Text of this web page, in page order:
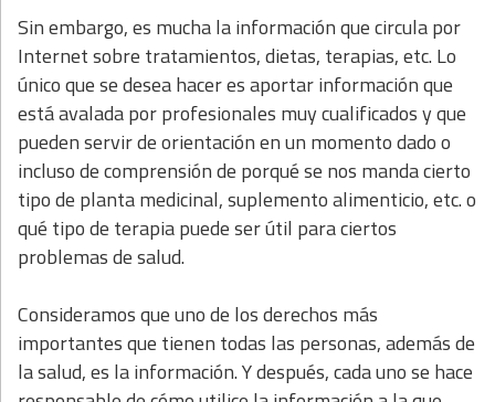
Sin embargo, es mucha la información que circula por
Internet sobre tratamientos, dietas, terapias, etc. Lo
único que se desea hacer es aportar información que
está avalada por profesionales muy cualificados y que
pueden servir de orientación en un momento dado o
incluso de comprensión de porqué se nos manda cierto
tipo de planta medicinal, suplemento alimenticio, etc. o
qué tipo de terapia puede ser útil para ciertos
problemas de salud.
Consideramos que uno de los derechos más
importantes que tienen todas las personas, además de
la salud, es la información. Y después, cada uno se hace